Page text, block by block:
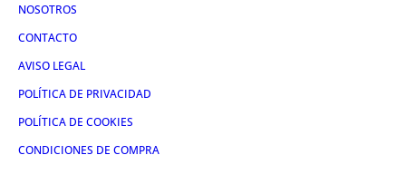
NOSOTROS
CONTACTO
AVISO LEGAL
POLÍTICA DE PRIVACIDAD
POLÍTICA DE COOKIES
CONDICIONES DE COMPRA